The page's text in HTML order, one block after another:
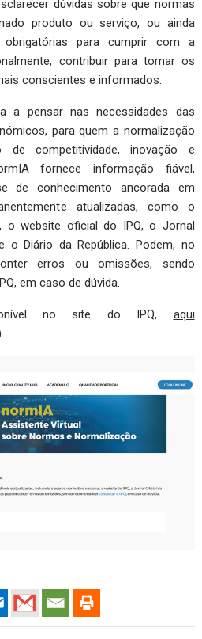
dúvidas sobre que normas
produto ou serviço, ou ainda
para cumprir com a
contribuir para tornar os
conscientes e informados.
a pensar nas necessidades das
para quem a normalização
de competitividade, inovação e
fornece informação fiável,
de conhecimento ancorada em
atualizadas, como o
o website oficial do IPQ, o Jornal
o Diário da República. Podem, no
erros ou omissões, sendo
em caso de dúvida.
no site do IPQ, aqui